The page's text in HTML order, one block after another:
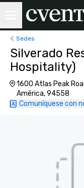
Sedes
Silverado
Hospitality)
1600 Atlas Peak
América, 94558
Comuníquese con